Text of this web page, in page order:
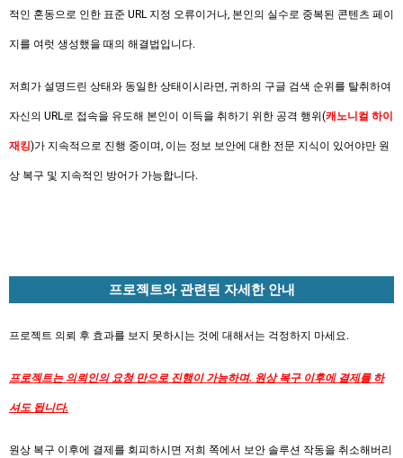
적인 혼동으로 인한 표준 URL 지정 오류이거나, 본인의 실수로 중복된 콘텐츠 페이
지를 여럿 생성했을 때의 해결법입니다.
저희가 설명드린 상태와 동일한 상태이시라면, 귀하의 구글 검색 순위를 탈취하여
자신의 URL로 접속을 유도해 본인이 이득을 취하기 위한 공격 행위(캐노니컬 하이
재킹)가 지속적으로 진행 중이며, 이는 정보 보안에 대한 전문 지식이 있어야만 원
상 복구 및 지속적인 방어가 가능합니다.
프로젝트와 관련된 자세한 안내
프로젝트 의뢰 후 효과를 보지 못하시는 것에 대해서는 걱정하지 마세요.
프로젝트는 의뢰인의 요청 만으로 진행이 가능하며. 원상 복구 이후에 결제를 하
셔도 됩니다.
원상 복구 이후에 결제를 회피하시면 저희 쪽에서 보안 솔루션 작동을 취소해버리